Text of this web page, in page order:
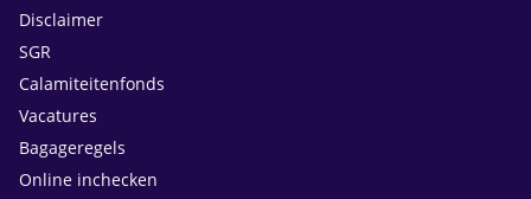
Disclaimer
SGR
Calamiteitenfonds
Vacatures
Bagageregels
Online inchecken